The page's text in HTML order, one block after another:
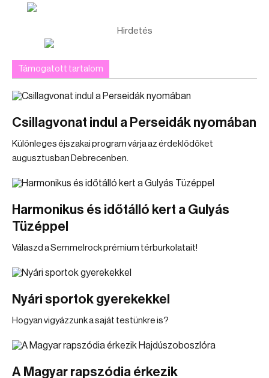
Hirdetés
Támogatott tartalom
Csillagvonat indul a Perseidák nyomában
Különleges éjszakai program várja az érdeklődőket
augusztusban Debrecenben.
Harmonikus és időtálló kert a Gulyás
Tüzéppel
Válaszd a Semmelrock prémium térburkolatait!
Nyári sportok gyerekekkel
Hogyan vigyázzunk a saját testünkre is?
A Magyar rapszódia érkezik